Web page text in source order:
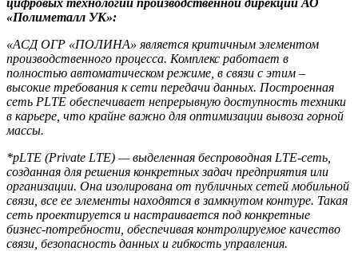
цифровых технологий производственной дирекции АО
«Полиметалл УК»:
«АСД ОГР «ПОЛИНА» является критичным элементом
производственного процесса. Комплекс работает в
полностью автоматическом режиме, в связи с этим –
высокие требования к сети передачи данных. Построенная
сеть PLTE обеспечивает непрерывную доступность техники
в карьере, что крайне важно для оптимизации вывоза горной
массы.
*pLTE (Private LTE) — выделенная беспроводная LTE-сеть,
созданная для решения конкретных задач предприятия или
организации. Она изолирована от публичных сетей мобильной
связи, все ее элементы находятся в замкнутом контуре. Такая
сеть проектируется и настраивается под конкретные
бизнес-потребности, обеспечивая контролируемое качество
связи, безопасность данных и гибкость управления.